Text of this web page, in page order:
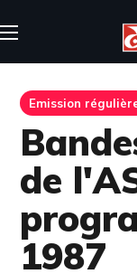
Emission
de
1987